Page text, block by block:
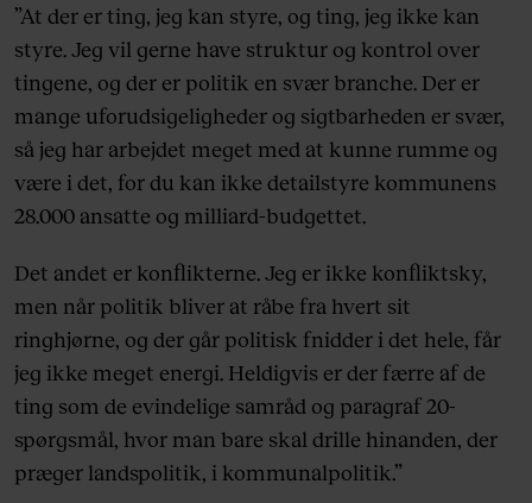
”At der er ting, jeg kan styre, og ting, jeg ikke kan
styre. Jeg vil gerne have struktur og kontrol over
tingene, og der er politik en svær branche. Der er
mange uforudsigeligheder og sigtbarheden er svær,
så jeg har arbejdet meget med at kunne rumme og
være i det, for du kan ikke detailstyre kommunens
28.000 ansatte og milliard-budgettet.
Det andet er konflikterne. Jeg er ikke konfliktsky,
men når politik bliver at råbe fra hvert sit
ringhjørne, og der går politisk fnidder i det hele, får
jeg ikke meget energi. Heldigvis er der færre af de
ting som de evindelige samråd og paragraf 20-
spørgsmål, hvor man bare skal drille hinanden, der
præger landspolitik, i kommunalpolitik.”